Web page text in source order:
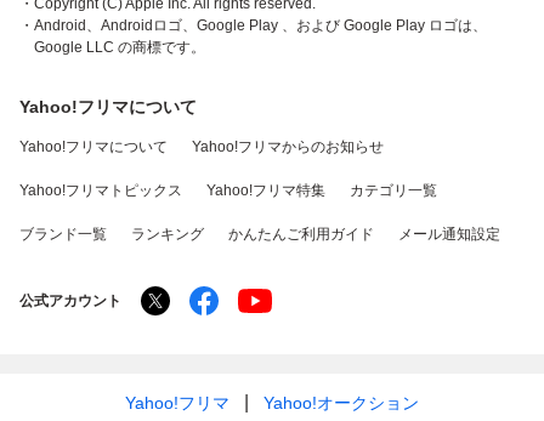
・Copyright (C) Apple Inc. All rights reserved.
・Android、Androidロゴ、Google Play 、および Google Play ロゴは、
Google LLC の商標です。
Yahoo!フリマについて
Yahoo!フリマについて Yahoo!フリマからのお知らせ
Yahoo!フリマトピックス Yahoo!フリマ特集 カテゴリ一覧
ブランド一覧 ランキング かんたんご利用ガイド メール通知設定
公式アカウント
Yahoo!フリマ Yahoo!オークション